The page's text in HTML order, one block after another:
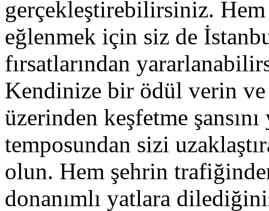
gerçekleştirebilirsiniz.
eğlenmek için siz de
fırsatlarından
Kendinize bir ödül verin
üzerinden keşfetme
temposundan sizi
olun. Hem şehrin
donanımlı yatlara